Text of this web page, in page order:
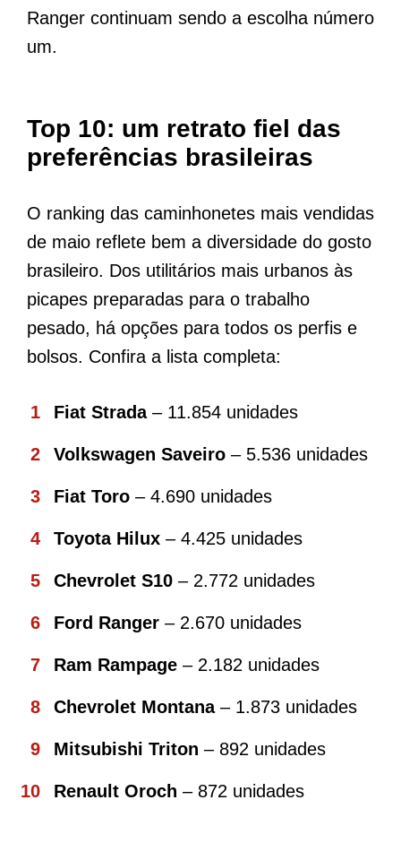
Ranger continuam sendo a escolha número
um.
Top 10: um retrato fiel das
preferências brasileiras
O ranking das caminhonetes mais vendidas
de maio reflete bem a diversidade do gosto
brasileiro. Dos utilitários mais urbanos às
picapes preparadas para o trabalho
pesado, há opções para todos os perfis e
bolsos. Confira a lista completa:
Fiat Strada– 11.854 unidades
Volkswagen Saveiro – 5.536 unidades
Fiat Toro – 4.690 unidades
Toyota Hilux – 4.425 unidades
Chevrolet S10 – 2.772 unidades
Ford Ranger – 2.670 unidades
Ram Rampage – 2.182 unidades
Chevrolet Montana– 1.873 unidades
Mitsubishi Triton – 892 unidades
Renault Oroch – 872 unidades